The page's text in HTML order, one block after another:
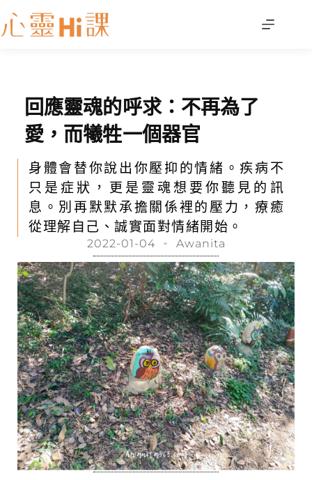
回應靈魂的呼求：不再為了
愛，而犧牲一個器官
身體會替你說出你壓抑的情緒。疾病不
只是症狀，更是靈魂想要你聽見的訊
息。別再默默承擔關係裡的壓力，療癒
從理解自己、誠實面對情緒開始。
2022-01-04 Awanita